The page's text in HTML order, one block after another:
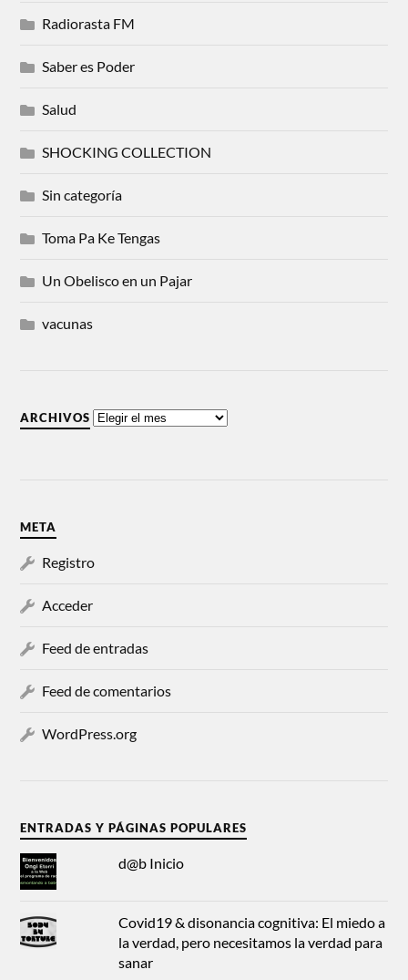
Radiorasta FM
Saber es Poder
Salud
SHOCKING COLLECTION
Sin categoría
Toma Pa Ke Tengas
Un Obelisco en un Pajar
vacunas
ARCHIVOS
META
Registro
Acceder
Feed de entradas
Feed de comentarios
WordPress.org
ENTRADAS Y PÁGINAS POPULARES
d@b Inicio
Covid19 & disonancia cognitiva: El miedo a
la verdad, pero necesitamos la verdad para
sanar